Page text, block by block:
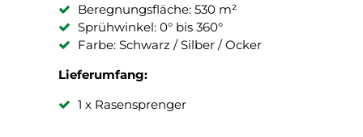
Beregnungsfläche: 530 m²
Sprühwinkel: 0° bis 360°
Farbe: Schwarz / Silber / Ocker
Lieferumfang:
1 x Rasensprenger